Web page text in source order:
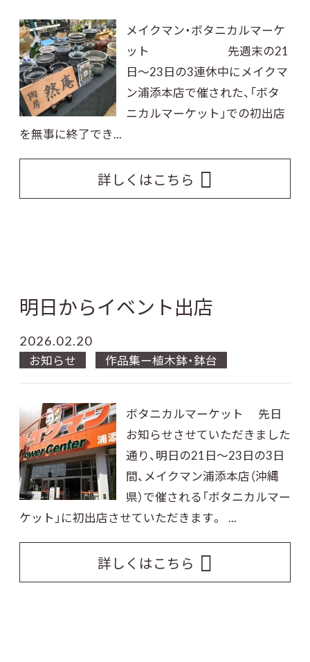
メイクマン・ボタニカルマーケ
ット 先週末の21
日～23日の3連休中にメイクマ
ン浦添本店で催された、「ボタ
ニカルマーケット」での初出店
を無事に終了でき...
詳しくはこちら
明日からイベント出店
2026.02.20
お知らせ 作品集ー植木鉢・鉢台
ボタニカルマーケット 先日
お知らせさせていただきました
通り、明日の21日～23日の3日
間、メイクマン浦添本店（沖縄
県）で催される「ボタニカルマー
ケット」に初出店させていただきます。 ...
詳しくはこちら